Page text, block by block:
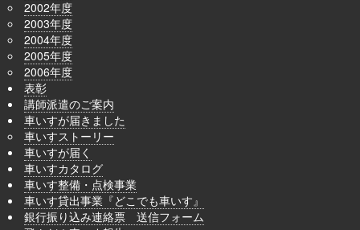
2002年度
2003年度
2004年度
2005年度
2006年度
表彰
講師派遣のご案内
車いすが届きました
車いすストーリー
車いすが届く
車いすカタログ
車いす整備・点検事業
車いす貸出事業『どこでも車いす』
銀行振り込み連絡票 送信フォーム